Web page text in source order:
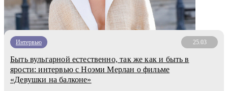
Интервью 25.03
Быть вульгарной естественно, так же как и быть в
ярости: интервью с Ноэми Мерлан о фильме
«Девушки на балконе»